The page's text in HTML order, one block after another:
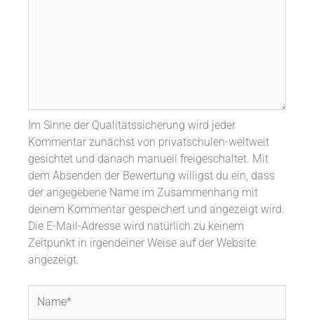
Im Sinne der Qualitätssicherung wird jeder
Kommentar zunächst von privatschulen-weltweit
gesichtet und danach manuell freigeschaltet. Mit
dem Absenden der Bewertung willigst du ein, dass
der angegebene Name im Zusammenhang mit
deinem Kommentar gespeichert und angezeigt wird.
Die E-Mail-Adresse wird natürlich zu keinem
Zeitpunkt in irgendeiner Weise auf der Website
angezeigt.